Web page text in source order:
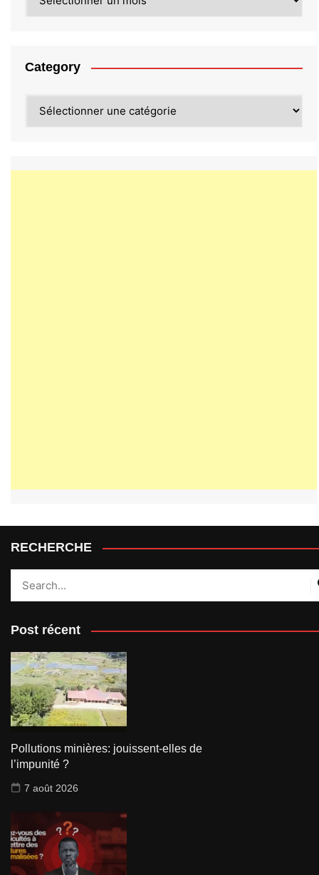
Category
RECHERCHE
Post récent
Pollutions minières: jouissent-elles de
l’impunité ?
7 août 2026